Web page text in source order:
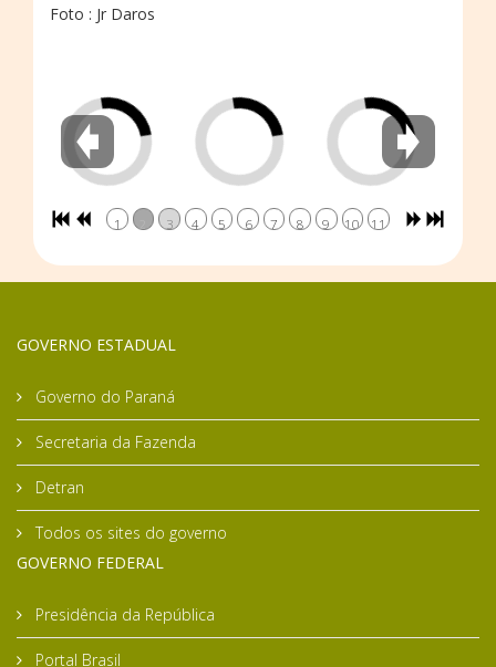
Foto : Jr Daros
1 3 4 5 6 7 8 9 10 11
GOVERNO ESTADUAL
Governo do Paraná
Secretaria da Fazenda
Detran
Todos os sites do governo
GOVERNO FEDERAL
Presidência da República
Portal Brasil